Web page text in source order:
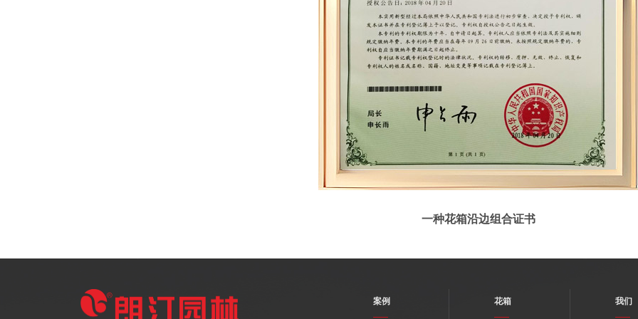
一种花箱沿边组合证书
案例 花箱 我们